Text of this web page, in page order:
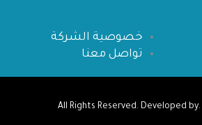
خصوصية الشركة
تواصل معنا